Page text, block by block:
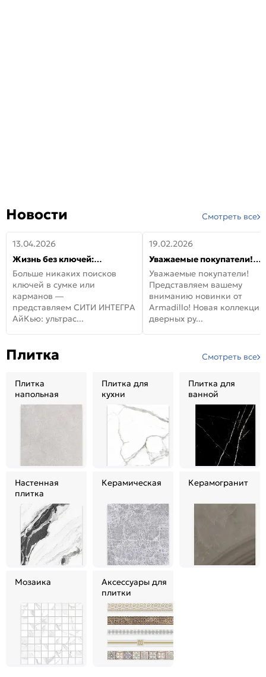
Новости Смотреть все
13.04.2026
Жизнь без ключей:
встречайте новую дверь
СИТИ ИНТЕГРА АйКью!
Больше никаких поисков
ключей в сумке или
карманов —
представляем СИТИ ИНТЕГРА
АйКью: ультрас...
19.02.2026
Уважаемые покупатели!
Представляем вашему
вниманию новинки от
Armadillo!
Уважаемые покупатели!
Представляем вашему
вниманию новинки от
Armadillo! Новая коллекция
дверных ру...
Плитка Смотреть все
Плитка
напольная
Плитка для
кухни
Плитка для
ванной
Настенная
плитка
Керамическая Керамогранит
Мозаика
Аксессуары для
плитки